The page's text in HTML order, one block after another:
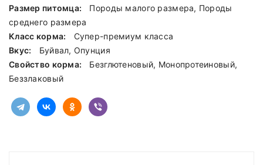
Размер питомца:
Породы малого размера, Породы
среднего размера
Класс корма:
Cупер-премиум класса
Вкус:
Буйвал, Опунция
Свойство корма:
Безглютеновый, Монопротеиновый,
Беззлаковый